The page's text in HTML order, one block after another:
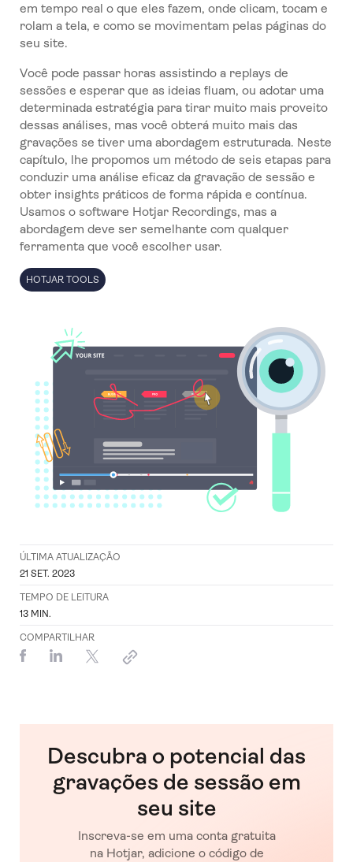
em tempo real o que eles fazem, onde clicam, tocam e
rolam a tela, e como se movimentam pelas páginas do
seu site.
Você pode passar horas assistindo a replays de
sessões e esperar que as ideias fluam, ou adotar uma
determinada estratégia para tirar muito mais proveito
dessas análises, mas você obterá muito mais das
gravações se tiver uma abordagem estruturada. Neste
capítulo, lhe propomos um método de seis etapas para
conduzir uma análise eficaz da gravação de sessão e
obter insights práticos de forma rápida e contínua.
Usamos o software Hotjar Recordings, mas a
abordagem deve ser semelhante com qualquer
ferramenta que você escolher usar.
HOTJAR TOOLS
ÚLTIMA ATUALIZAÇÃO
21 SET. 2023
TEMPO DE LEITURA
13 MIN.
COMPARTILHAR
Descubra o potencial das
gravações de sessão em
seu site
Inscreva-se em uma conta gratuita
na Hotjar, adicione o código de